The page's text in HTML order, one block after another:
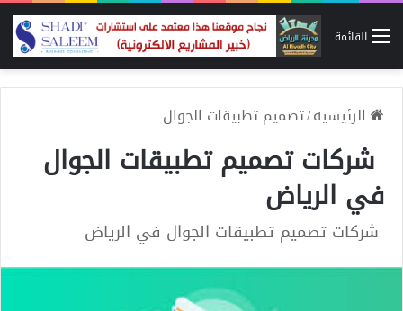
القائمة
الرئيسية/تصميم تطبيقات الجوال
شركات تصميم تطبيقات الجوال
في الرياض
شركات تصميم تطبيقات الجوال في الرياض